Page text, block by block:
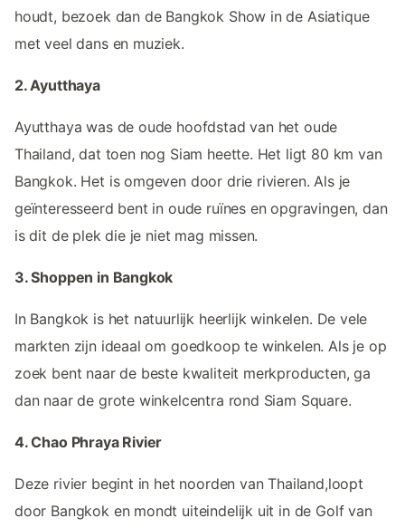
houdt, bezoek dan de Bangkok Show in de Asiatique
met veel dans en muziek.
2. Ayutthaya
Ayutthaya was de oude hoofdstad van het oude
Thailand, dat toen nog Siam heette. Het ligt 80 km van
Bangkok. Het is omgeven door drie rivieren. Als je
geïnteresseerd bent in oude ruïnes en opgravingen, dan
is dit de plek die je niet mag missen.
3. Shoppen in Bangkok
In Bangkok is het natuurlijk heerlijk winkelen. De vele
markten zijn ideaal om goedkoop te winkelen. Als je op
zoek bent naar de beste kwaliteit merkproducten, ga
dan naar de grote winkelcentra rond Siam Square.
4. Chao Phraya Rivier
Deze rivier begint in het noorden van Thailand,loopt
door Bangkok en mondt uiteindelijk uit in de Golf van